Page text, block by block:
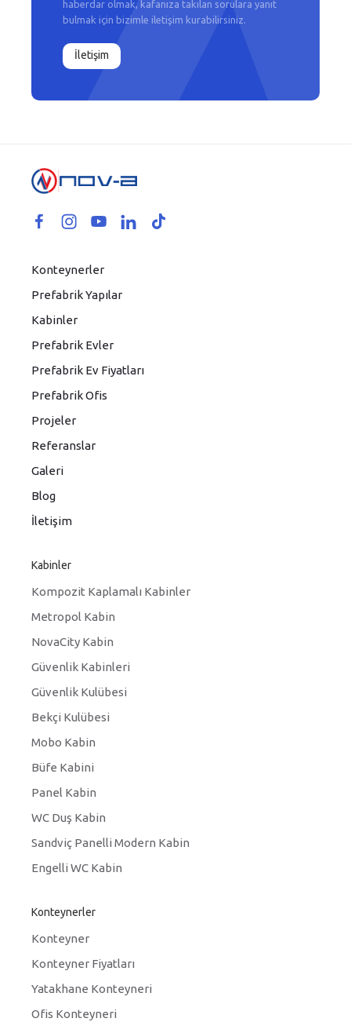
haberdar olmak, kafanıza takılan sorulara yanıt
bulmak için bizimle iletişim kurabilirsiniz.
İletişim
Konteynerler
Prefabrik Yapılar
Kabinler
Prefabrik Evler
Prefabrik Ev Fiyatları
Prefabrik Ofis
Projeler
Referanslar
Galeri
Blog
İletişim
Kabinler
Kompozit Kaplamalı Kabinler
Metropol Kabin
NovaCity Kabin
Güvenlik Kabinleri
Güvenlik Kulübesi
Bekçi Kulübesi
Mobo Kabin
Büfe Kabini
Panel Kabin
WC Duş Kabin
Sandviç Panelli Modern Kabin
Engelli WC Kabin
Konteynerler
Konteyner
Konteyner Fiyatları
Yatakhane Konteyneri
Ofis Konteyneri